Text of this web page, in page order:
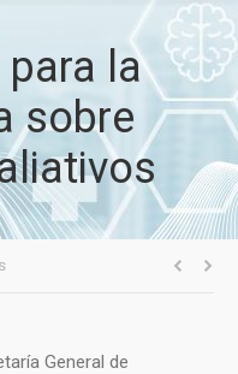
para la
sobre
General de